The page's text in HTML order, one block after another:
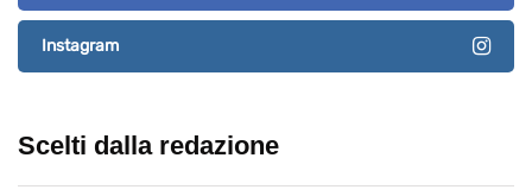
Instagram
Scelti dalla redazione